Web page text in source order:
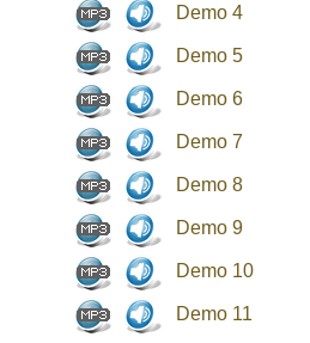
Demo 4
Demo 5
Demo 6
Demo 7
Demo 8
Demo 9
Demo 10
Demo 11